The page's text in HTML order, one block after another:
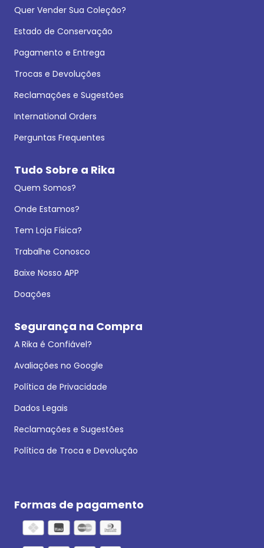
Quer Vender Sua Coleção?
Estado de Conservação
Pagamento e Entrega
Trocas e Devoluções
Reclamações e Sugestões
International Orders
Perguntas Frequentes
Tudo Sobre a Rika
Quem Somos?
Onde Estamos?
Tem Loja Física?
Trabalhe Conosco
Baixe Nosso APP
Doações
Segurança na Compra
A Rika é Confiável?
Avaliações no Google
Política de Privacidade
Dados Legais
Reclamações e Sugestões
Política de Troca e Devolução
Formas de pagamento